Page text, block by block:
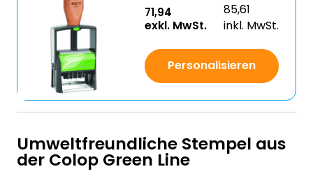
71,94
exkl. MwSt.
85,61
inkl. MwSt.
Personalisieren
Umweltfreundliche Stempel aus
der Colop Green Line